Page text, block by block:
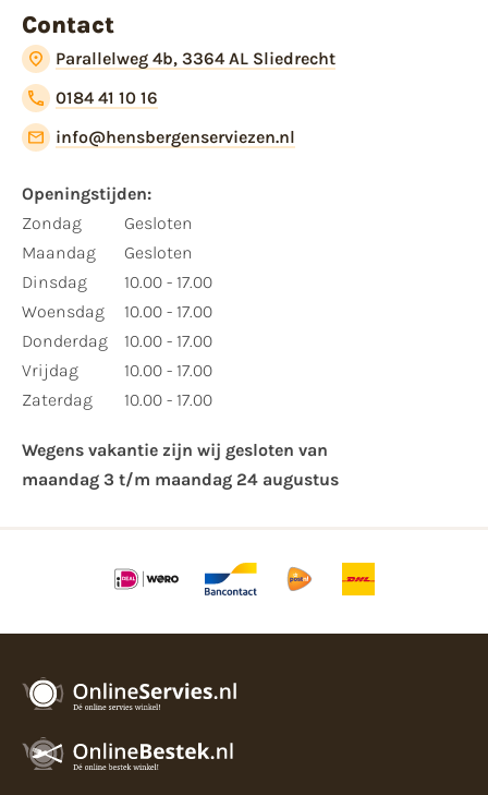
Contact
Parallelweg 4b, 3364 AL Sliedrecht
0184 41 10 16
info@hensbergenserviezen.nl
Openingstijden:​
​Zondag
Maandag
Dinsdag
Woensdag
Donderdag
Vrijdag
Zaterdag
Gesloten
Gesloten
10.00 - 17.00
10.00 - 17.00
10.00 - 17.00
10.00 - 17.00
10.00 - 17.00
Wegens vakantie zijn wij gesloten van ​
maandag 3 t/m maandag 24 augustus